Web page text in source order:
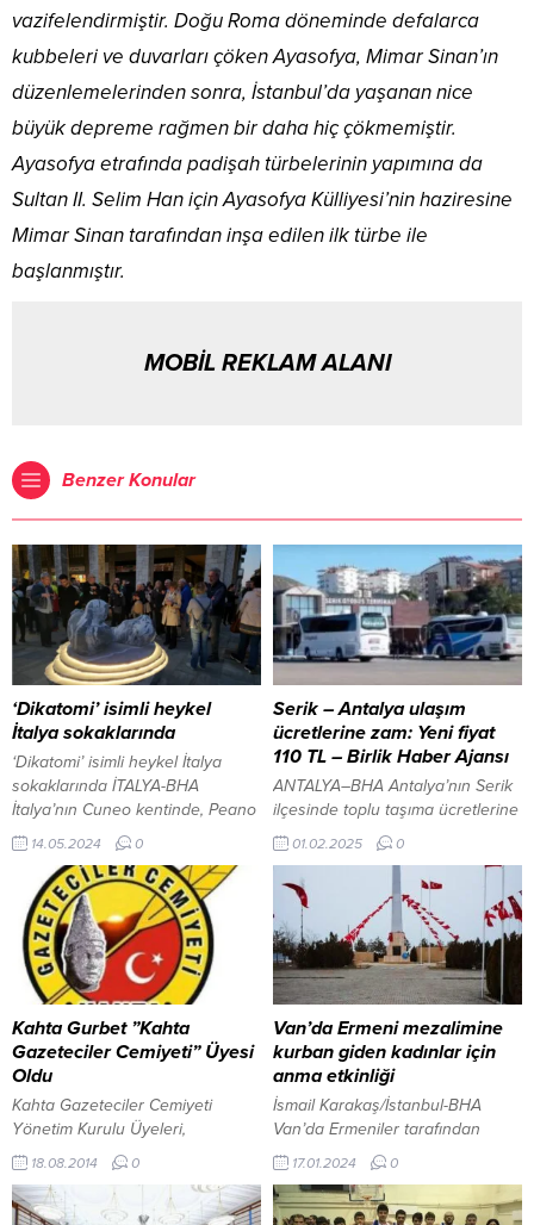
vazifelendirmiştir. Doğu Roma döneminde defalarca
kubbeleri ve duvarları çöken Ayasofya, Mimar Sinan’ın
düzenlemelerinden sonra, İstanbul’da yaşanan nice
büyük depreme rağmen bir daha hiç çökmemiştir.
Ayasofya etrafında padişah türbelerinin yapımına da
Sultan II. Selim Han için Ayasofya Külliyesi’nin haziresine
Mimar Sinan tarafından inşa edilen ilk türbe ile
başlanmıştır.
MOBİL REKLAM ALANI
Benzer Konular
‘Dikatomi’ isimli heykel
İtalya sokaklarında
‘Dikatomi’ isimli heykel İtalya
sokaklarında İTALYA-BHA
İtalya’nın Cuneo kentinde, Peano
Vakfının düzenlemiş olduğu 25.
Scultura da Vivere isimli
uluslararası heykel yarışması
düzenlendi. Yarışmada Furkan
Depeli ‘Dikatomi’ isimli heykel
projesi birinci seçildi. Heykel
İtalya sokaklarında sergileniyor
Furkan Depeli tarafından
tasarlanan ve yarışmada birinci
seçilen heykel ‘Dikatomi’ İtalya
sokaklarında sergilenmeye
başlandı. Türk...
14.05.2024 0
Serik – Antalya ulaşım
ücretlerine zam: Yeni fiyat
110 TL – Birlik Haber Ajansı
ANTALYA–BHA Antalya’nın Serik
ilçesinde toplu taşıma ücretlerine
zam yapıldı. Yapılan düzenleme
ile birlikte Serik – Antalya arası
ulaşım ücreti 110 TL olarak
güncellendi. Vatandaşlar, artan
maliyetler nedeniyle ulaşım
giderlerinin yükseldiğini
belirtirken, zam kararına tepki
gösterenler de oldu. Özellikle
günlük işe gidip gelen
vatandaşlar için bu artışın
bütçelerini zorlayacağı ifade
ediliyor....
01.02.2025 0
Kahta Gurbet ”Kahta
Gazeteciler Cemiyeti” Üyesi
Oldu
Kahta Gazeteciler Cemiyeti
Yönetim Kurulu Üyeleri,
toplanarak yeni üye kabulünü
görüştü. Kahta Gurbet Haber
Sitesi İmtiyaz sahibi Sayın Murat
18.08.2014 0
Van’da Ermeni mezalimine
kurban giden kadınlar için
anma etkinliği
İsmail Karakaş/İstanbul-BHA
Van’da Ermeniler tarafından
katledilenler ve iffetlerini
korumak için Van Gölü’ne
atlayarak hayatlarına son veren
17.01.2024 0